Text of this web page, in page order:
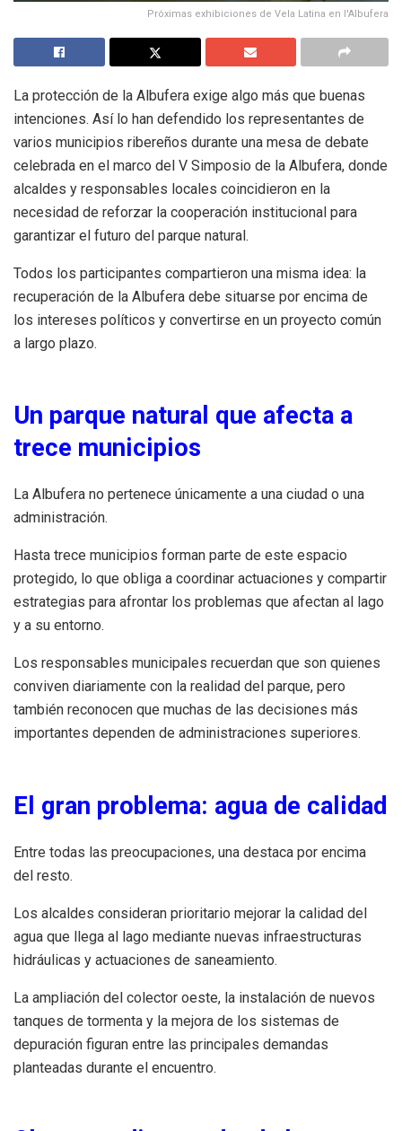
Próximas exhibiciones de Vela Latina en l'Albufera
La protección de la Albufera exige algo más que buenas
intenciones. Así lo han defendido los representantes de
varios municipios ribereños durante una mesa de debate
celebrada en el marco del V Simposio de la Albufera, donde
alcaldes y responsables locales coincidieron en la
necesidad de reforzar la cooperación institucional para
garantizar el futuro del parque natural.
Todos los participantes compartieron una misma idea: la
recuperación de la Albufera debe situarse por encima de
los intereses políticos y convertirse en un proyecto común
a largo plazo.
Un parque natural que afecta a
trece municipios
La Albufera no pertenece únicamente a una ciudad o una
administración.
Hasta trece municipios forman parte de este espacio
protegido, lo que obliga a coordinar actuaciones y compartir
estrategias para afrontar los problemas que afectan al lago
y a su entorno.
Los responsables municipales recuerdan que son quienes
conviven diariamente con la realidad del parque, pero
también reconocen que muchas de las decisiones más
importantes dependen de administraciones superiores.
El gran problema: agua de calidad
Entre todas las preocupaciones, una destaca por encima
del resto.
Los alcaldes consideran prioritario mejorar la calidad del
agua que llega al lago mediante nuevas infraestructuras
hidráulicas y actuaciones de saneamiento.
La ampliación del colector oeste, la instalación de nuevos
tanques de tormenta y la mejora de los sistemas de
depuración figuran entre las principales demandas
planteadas durante el encuentro.